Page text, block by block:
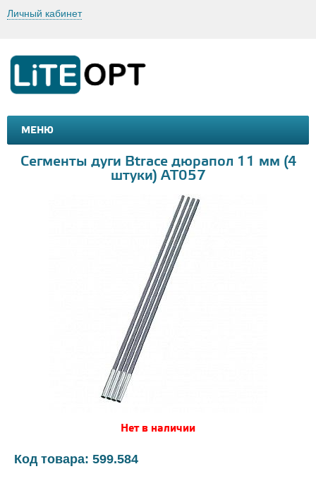
Личный кабинет
МЕНЮ
МАШИНКИ И МОТОЦИКЛЫ
Сегменты дуги Btrace дюрапол 11 мм (4
штуки) AT057
Нет в наличии
Код товара: 599.584